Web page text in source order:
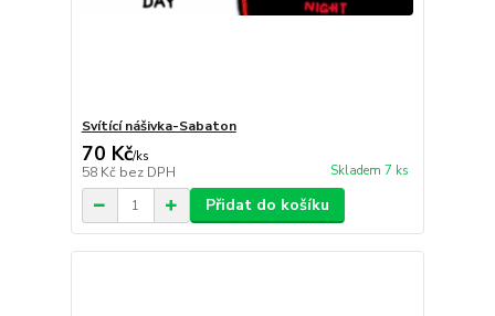
Svítící nášivka-Sabaton
70 Kč/ks
58 Kč bez DPH Skladem 7 ks
Přidat do košíku